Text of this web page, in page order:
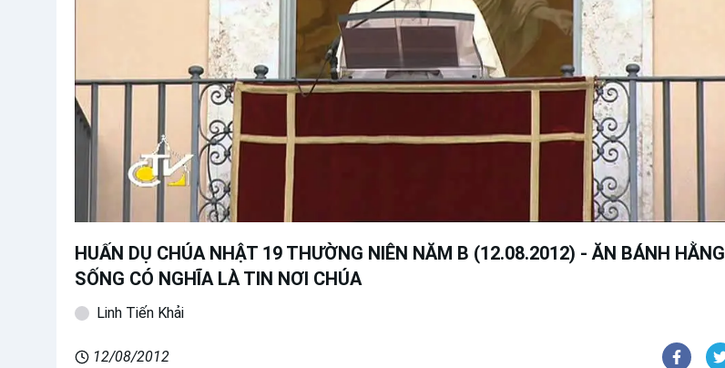
HUẤN DỤ CHÚA NHẬT 19 THƯỜNG NIÊN NĂM B (12.08.2012) - ĂN BÁNH HẰNG
SỐNG CÓ NGHĨA LÀ TIN NƠI CHÚA
Linh Tiến Khải
12/08/2012